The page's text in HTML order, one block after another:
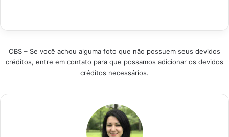
analisamos os títulos
respeitados do
mercado. Nossa lista
a gestão de grupos
OBS – Se você achou alguma foto que não possuem seus devidos
créditos, entre em contato para que possamos adicionar os devidos
créditos necessários.